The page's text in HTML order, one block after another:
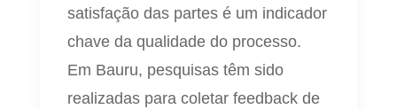
satisfação das partes é um indicador
chave da qualidade do processo.
Em Bauru, pesquisas têm sido
realizadas para coletar feedback de